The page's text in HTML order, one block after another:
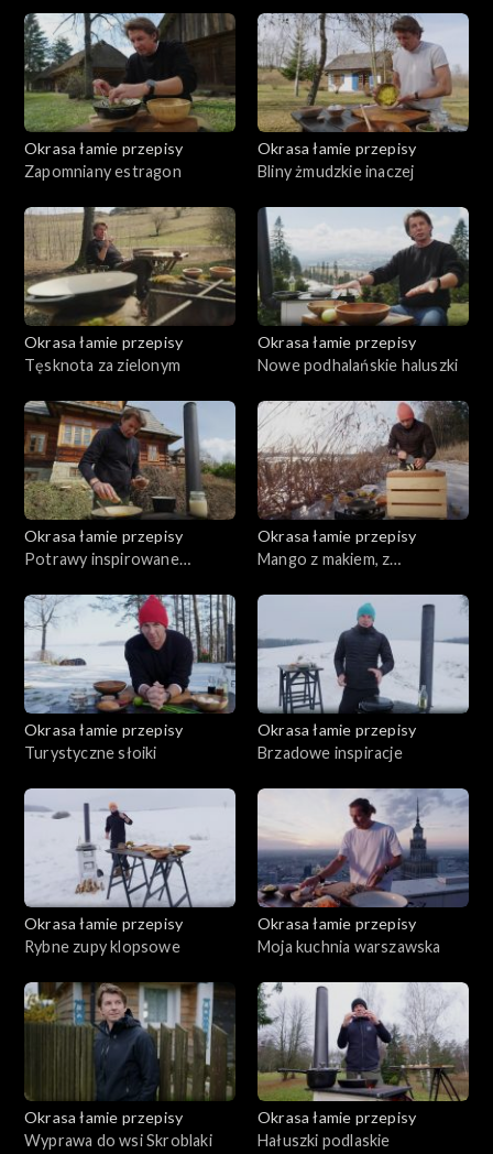
Okrasa łamie przepisy
Zapomniany estragon
Okrasa łamie przepisy
Bliny żmudzkie inaczej
Okrasa łamie przepisy
Tęsknota za zielonym
Okrasa łamie przepisy
Nowe podhalańskie haluszki
Okrasa łamie przepisy
Potrawy inspirowane
Okrasa łamie przepisy
Mango z makiem, z
Okrasa łamie przepisy
Turystyczne słoiki
Okrasa łamie przepisy
Brzadowe inspiracje
Okrasa łamie przepisy
Rybne zupy klopsowe
Okrasa łamie przepisy
Moja kuchnia warszawska
Okrasa łamie przepisy
Wyprawa do wsi Skroblaki
Okrasa łamie przepisy
Hałuszki podlaskie